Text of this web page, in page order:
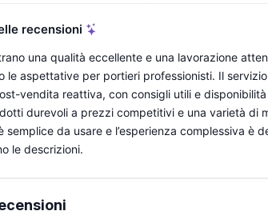
recensioni
una qualità eccellente e una lavorazione
le aspettative per portieri professionisti. Il
vendita reattiva, con consigli utili e
durevoli a prezzi competitivi e una varietà di
semplice da usare e l’esperienza complessiva
le descrizioni.